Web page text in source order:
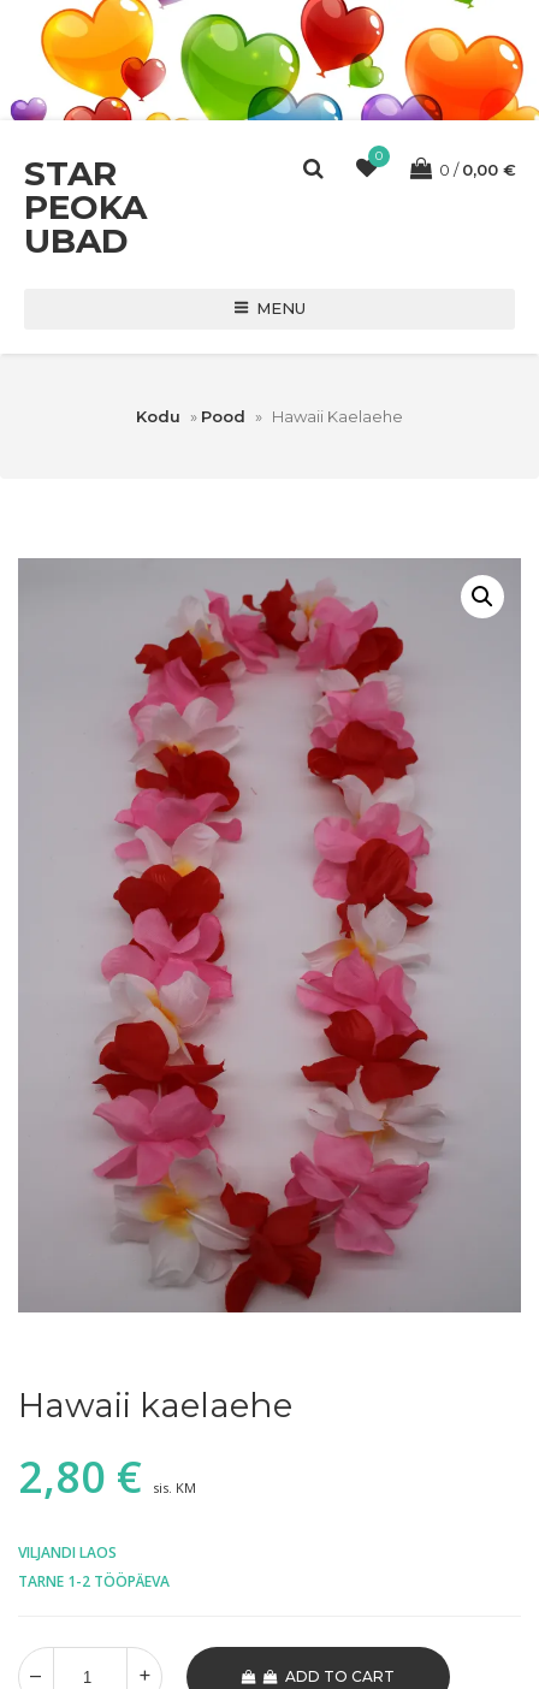
STAR
PEOKA
UBAD
0
0 0,00 €
MENU
Kodu » Pood » Hawaii Kaelaehe
Hawaii kaelaehe
2,80 € sis. KM
VILJANDI LAOS
TARNE 1-2 TÖÖPÄEVA
ADD TO CART